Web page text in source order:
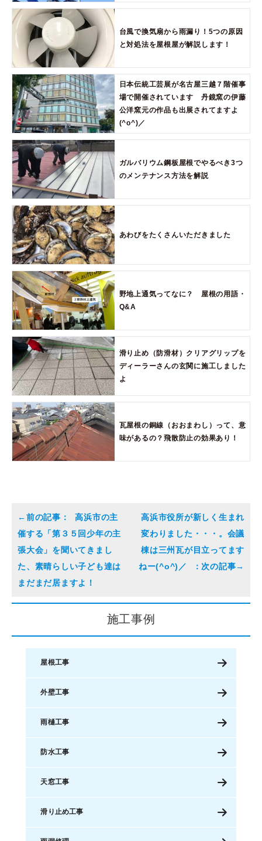
台風で換気扇から雨漏り！5つの原因
と対処法を屋根屋が解説します！
日本伝統工芸展が名古屋三越７階催事
場で開催されています 丹鏡窯の伊藤
公洋窯元の作品も出展されてますよ
(^o^)／
ガルバリウム鋼板屋根でやるべき3つ
のメンテナンス方法を解説
あわびをたくさんいただきました
野地上通気ってなに？ 屋根の用語・
Q&A
滑り止め（防滑材）クリアグリップを
ディーラーさんの玄関に施工しました
よ
瓦屋根の銅線（おおまわし）って、意
味があるの？飛散防止の効果あり！
高浜市の主
催する「第３５回少年の主
張大会」を聞いてきまし
た、素晴らしい子ども達は
まだまだ居ますよ！
高浜市役所が新しく生まれ
変わりました・・・。会議
棟は三州瓦が目立ってます
ねー(^o^)／
施工事例
屋根工事
外壁工事
雨樋工事
防水工事
天窓工事
滑り止め工事